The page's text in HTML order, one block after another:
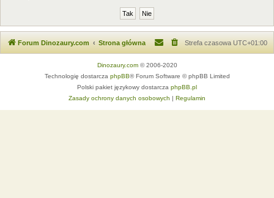
Forum Dinozaury.com Strona główna Strefa czasowa UTC+01:00
Dinozaury.com© 2006-2020
Technologię dostarcza phpBB® Forum Software © phpBB Limited
Polski pakiet językowy dostarcza phpBB.pl
Zasady ochrony danych osobowych | Regulamin